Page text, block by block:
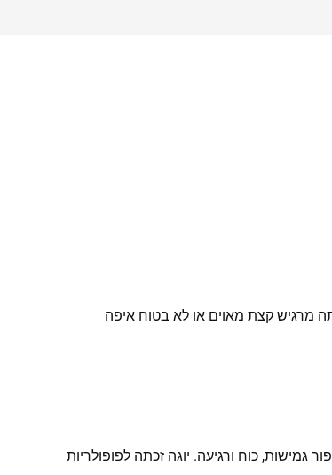
מרגיש קצת מאוים או לא בטוח איפה
גמישות, כוח ורגיעה. יוגה זכתה לפופולריות